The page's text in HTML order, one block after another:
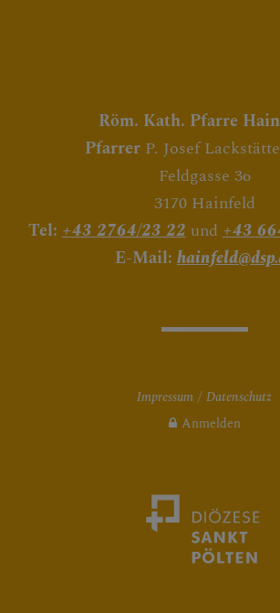
Röm. Kath. Pfarre
Pfarrer P. Josef
Feldgasse 36
3170 Hainfeld
Tel: +43 2764/23 22und+43
E-Mail:
Impressum
Datenschutz
Anmelden